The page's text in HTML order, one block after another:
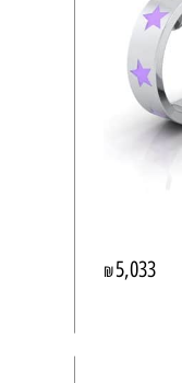
₪5,033